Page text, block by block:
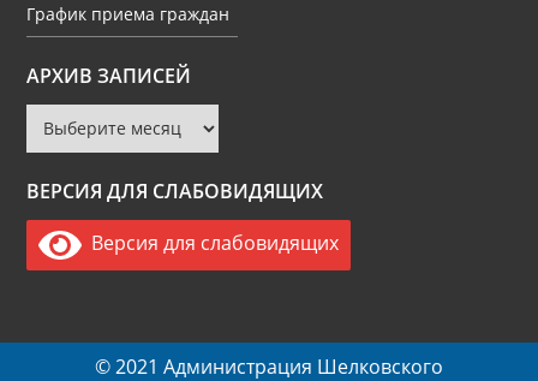
График приема граждан
АРХИВ ЗАПИСЕЙ
Архив
записей
ВЕРСИЯ ДЛЯ СЛАБОВИДЯЩИХ
Версия для слабовидящих
© 2021 Администрация Шелковского